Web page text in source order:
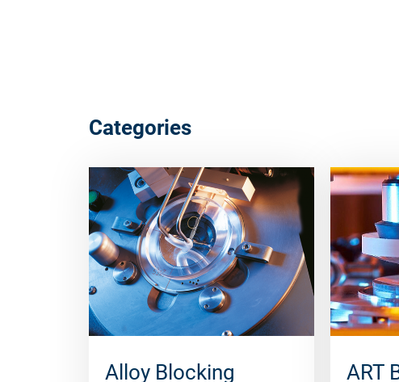
Categories
Alloy Blocking ART